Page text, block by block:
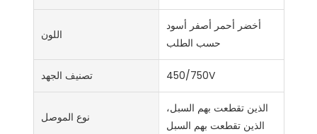
اللون
أخضر أحمر أصفر أسود
حسب الطلب
تصنيف الجهد 450/750V
نوع الموصل
الذين تقطعت بهم السبل،
الذين تقطعت بهم السبل